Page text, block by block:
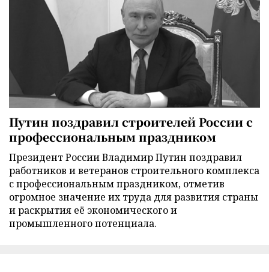
Путин поздравил строителей России с
профессиональным праздником
Президент России Владимир Путин поздравил
работников и ветеранов строительного комплекса
с профессиональным праздником, отметив
огромное значение их труда для развития страны
и раскрытия её экономического и
промышленного потенциала.